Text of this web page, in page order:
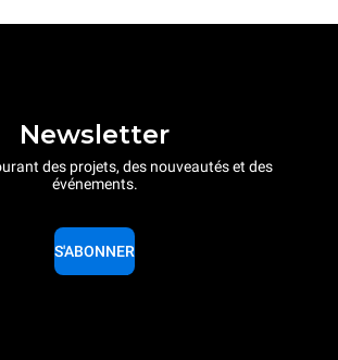
Newsletter
des projets, des nouveautés et des
événements.
S'ABONNER